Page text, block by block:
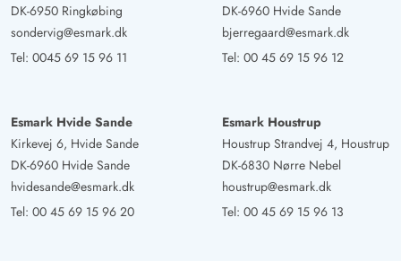
DK-6950 Ringkøbing
sondervig@esmark.dk
Tel: 0045 69 15 96 11
DK-6960 Hvide Sande
bjerregaard@esmark.dk
Tel: 00 45 69 15 96 12
Esmark Hvide Sande
Kirkevej 6, Hvide Sande
DK-6960 Hvide Sande
hvidesande@esmark.dk
Tel: 00 45 69 15 96 20
Esmark Houstrup
Houstrup Strandvej 4, Houstrup
DK-6830 Nørre Nebel
houstrup@esmark.dk
Tel: 00 45 69 15 96 13